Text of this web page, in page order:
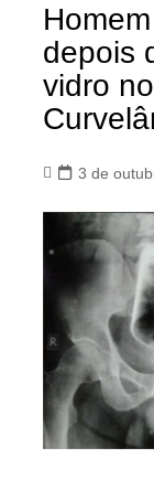
depois
vidro
3 de